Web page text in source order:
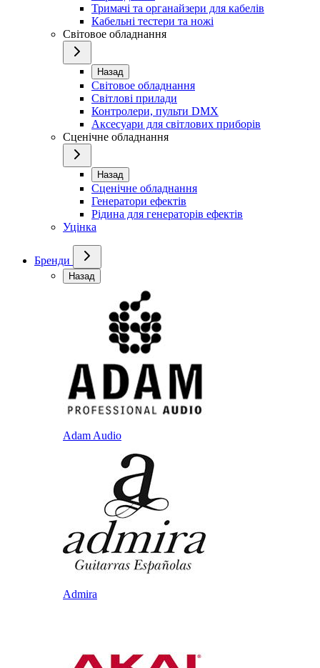
Тримачі та органайзери для кабелів
Кабельні тестери та ножі
Світовое обладнання
Назад
Світовое обладнання
Світлові прилади
Контролери, пульти DMX
Аксесуари для світлових приборів
Сценічне обладнання
Назад
Сценічне обладнання
Генератори ефектів
Рідина для генераторів ефектів
Уцінка
Бренди
Назад
Adam Audio
Admira